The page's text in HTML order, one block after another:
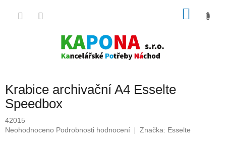
Krabice archivační A4 Esselte
Speedbox
42015
Průměrné
Neohodnoceno Podrobnosti hodnocení Značka: Esselte